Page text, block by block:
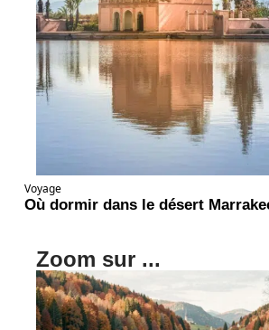
Voyage
Où dormir dans le désert
Zoom sur ...